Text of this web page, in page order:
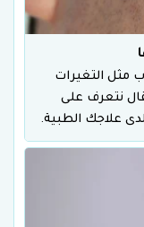
مثل التغيرات
نتعرف على
علاجك الطبية.